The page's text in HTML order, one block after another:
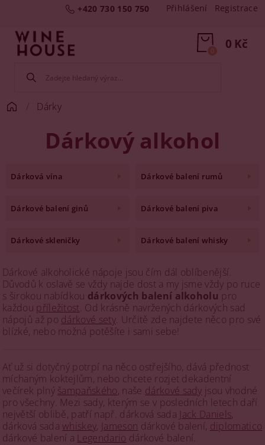
+420 730 150 750 Přihlášení Registrace
0 Kč
0
Dárky
Dárkový alkohol
Dárková vína Dárkové balení rumů
Dárkové balení ginů Dárkové balení piva
Dárkové skleničky Dárkové balení whisky
Dárkové alkoholické nápoje jsou čím dál oblíbenější.
Důvodů k oslavě se vždy najde dost a my jsme vždy po ruce
s širokou nabídkou dárkových balení alkoholu pro
každou příležitost . Od krásně navržených dárkových sad
nápojů až po dárkové sety . Určitě zde najdete něco pro své
blízké, nebo možná potěšíte i sami sebe!
Ať už si dotyčný potrpí na něco ostřejšího, dává přednost
míchaným koktejlům, nebo chcete rozjet dekadentní
večírek plný šampaňského, naše dárkové sady jsou vhodné
pro všechny. Mezi sady, kterým se v posledních letech daří
největší oblibě, patří např. dárková sada Jack Daniels,
dárková sadawhiskey, Jameson dárkové balení, diplomatico
dárkové balení a Legendario dárkové balení.